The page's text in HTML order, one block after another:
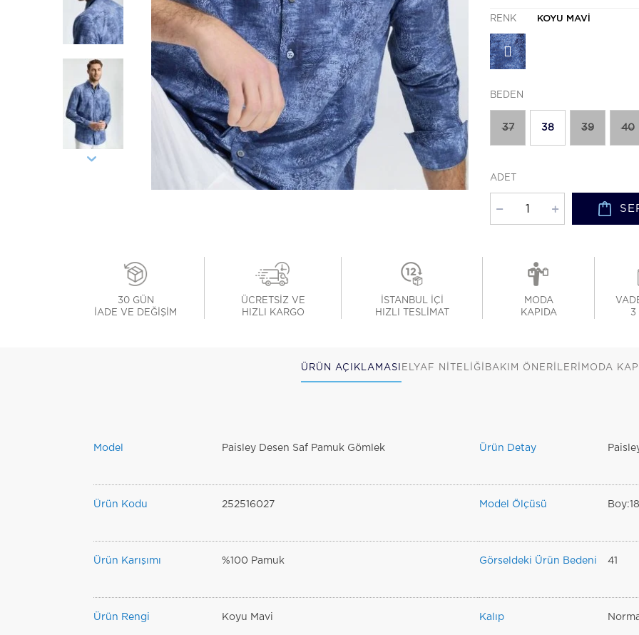
RENK KOYU MAVI
BEDEN
37 38 39 40
ADET
30 GÜN
İADE VE DEĞİŞİM
ÜCRETSİZ VE
HIZLI KARGO
İSTANBUL İÇİ
HIZLI TESLİMAT
MODA
KAPIDA
3
ÜRÜN AÇIKLAMASI ELYAF NİTELİĞİ BAKIM ÖNERİLERİ MODA
Model Paisley Desen Saf Pamuk Gömlek
Ürün Kodu 252516027
Ürün Karışımı %100 Pamuk
Ürün Rengi Koyu Mavi
Ürün Detay
Model Ölçüsü
Görseldeki Ürün Bedeni 41
Kalıp